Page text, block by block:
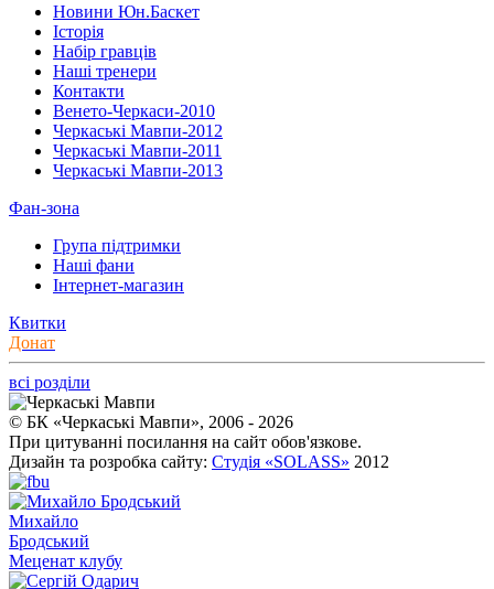
Новини Юн.Баскет
Історія
Набір гравців
Наші тренери
Контакти
Венето-Черкаси-2010
Черкаські Мавпи-2012
Черкаські Мавпи-2011
Черкаські Мавпи-2013
Фан-зона
Група підтримки
Наші фани
Інтернет-магазин
Квитки
Донат
всі розділи
© БК «Черкаські Мавпи», 2006 - 2026
При цитуванні посилання на сайт обов'язкове.
Дизайн та розробка сайту: Студія «SOLASS» 2012
Михайло
Бродський
Меценат клубу